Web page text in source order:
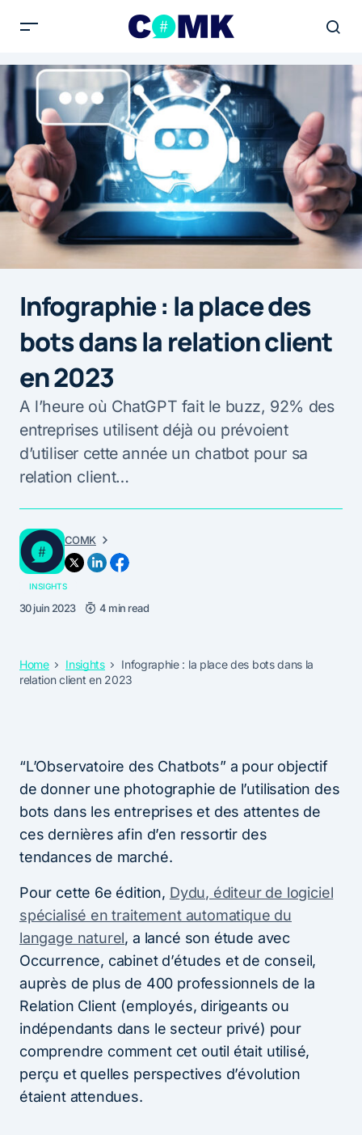
Infographie : la place des
bots dans la relation client
en 2023
A l’heure où ChatGPT fait le buzz, 92% des
entreprises utilisent déjà ou prévoient
d’utiliser cette année un chatbot pour sa
relation client…
COMK
INSIGHTS
30 juin 2023 4 min read
Home Insights
Infographie : la place des bots dans la
relation client en 2023
“L’Observatoire des Chatbots” a pour objectif
de donner une photographie de l’utilisation des
bots dans les entreprises et des attentes de
ces dernières afin d’en ressortir des
tendances de marché.
Pour cette 6e édition, Dydu, éditeur de logiciel
spécialisé en traitement automatique du
langage naturel, a lancé son étude avec
Occurrence, cabinet d’études et de conseil,
auprès de plus de 400 professionnels de la
Relation Client (employés, dirigeants ou
indépendants dans le secteur privé) pour
comprendre comment cet outil était utilisé,
perçu et quelles perspectives d’évolution
étaient attendues.